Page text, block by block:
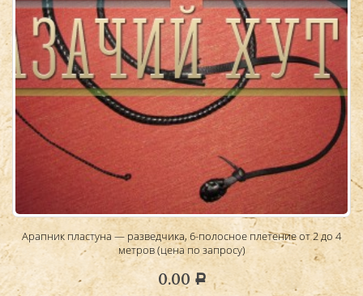
Арапник пластуна — разведчика, 6-полосное плетение от 2 до 4
метров (цена по запросу)
0.00 Р